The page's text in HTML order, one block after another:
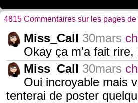
4815 Commentaires sur les pages
Miss_Call 30mars
Okay ça m'a fait
Miss_Call 30mars
Oui incroyable mais
tenterai de poster